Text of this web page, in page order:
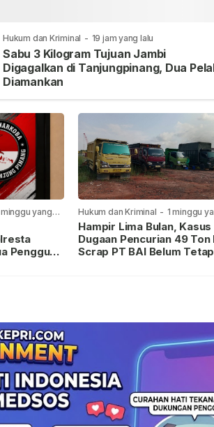
Hukum dan Kriminal - 19 jam yang lalu
Sabu 3 Kilogram Tujuan Jambi
Digagalkan di Tanjungpinang, Dua
Diamankan
minggu yang
Pengguna
Hukum dan Kriminal - 1 minggu
lalu
Hampir Lima Bulan, Kasus
Dugaan Pencurian 49 Ton
Scrap PT BAI Belum